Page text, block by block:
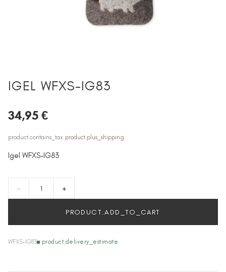
IGEL WFXS-IG83
34,95 €
product.contains_tax product.plus_shipping
Igel WFXS-IG83
- +
PRODUCT.ADD_TO_CART
WFXS-IG83 product.delivery_estimate